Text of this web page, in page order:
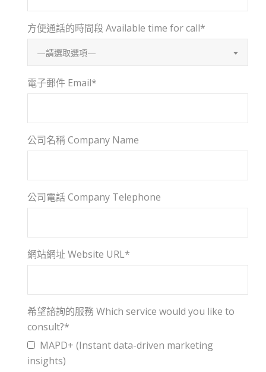
方便通話的時間段 Available time for call*
—請選取選項—
電子郵件 Email*
公司名稱 Company Name
公司電話 Company Telephone
網站網址 Website URL*
希望諮詢的服務 Which service would you like to
consult?*
MAPD+ (Instant data-driven marketing
insights)